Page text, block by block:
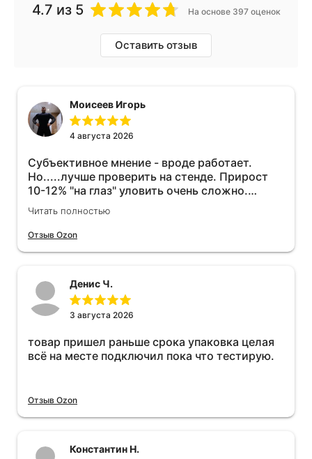
4.7 из 5 На основе 397 оценок
Оставить отзыв
Моисеев Игорь
4 августа 2026
Субъективное мнение - вроде работает.
Но.....лучше проверить на стенде. Прирост
10-12% "на глаз" уловить очень сложно.
Покатаюсь, потом отключу и посмотрю, что
будет 😁.
Читать полностью
Отзыв Ozon
Денис Ч.
3 августа 2026
товар пришел раньше срока упаковка целая
всё на месте подключил пока что тестирую.
Отзыв Ozon
Константин Н.